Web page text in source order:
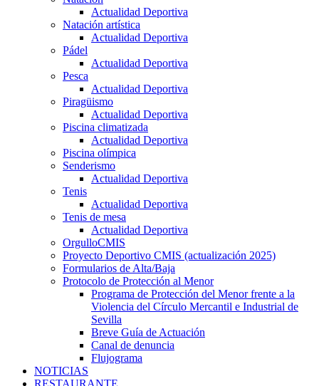
Actualidad Deportiva
Natación artística
Actualidad Deportiva
Pádel
Actualidad Deportiva
Pesca
Actualidad Deportiva
Piragüismo
Actualidad Deportiva
Piscina climatizada
Actualidad Deportiva
Piscina olímpica
Senderismo
Actualidad Deportiva
Tenis
Actualidad Deportiva
Tenis de mesa
Actualidad Deportiva
OrgulloCMIS
Proyecto Deportivo CMIS (actualización 2025)
Formularios de Alta/Baja
Protocolo de Protección al Menor
Programa de Protección del Menor frente a la
Violencia del Círculo Mercantil e Industrial de
Sevilla
Breve Guía de Actuación
Canal de denuncia
Flujograma
NOTICIAS
RESTAURANTE